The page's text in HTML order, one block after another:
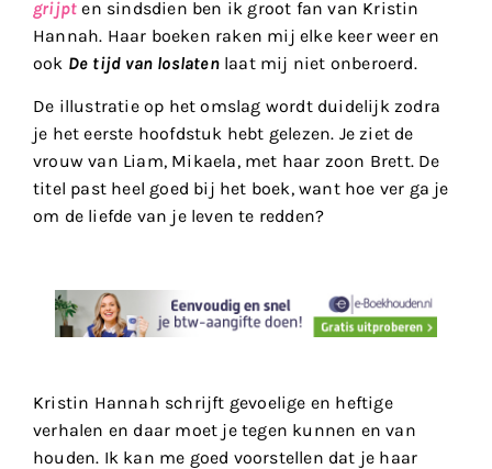
grijpt en sindsdien ben ik groot fan van Kristin
Hannah. Haar boeken raken mij elke keer weer en
ook De tijd van loslatenlaat mij niet onberoerd.
De illustratie op het omslag wordt duidelijk zodra
je het eerste hoofdstuk hebt gelezen. Je ziet de
vrouw van Liam, Mikaela, met haar zoon Brett. De
titel past heel goed bij het boek, want hoe ver ga je
om de liefde van je leven te redden?
Kristin Hannah schrijft gevoelige en heftige
verhalen en daar moet je tegen kunnen en van
houden. Ik kan me goed voorstellen dat je haar